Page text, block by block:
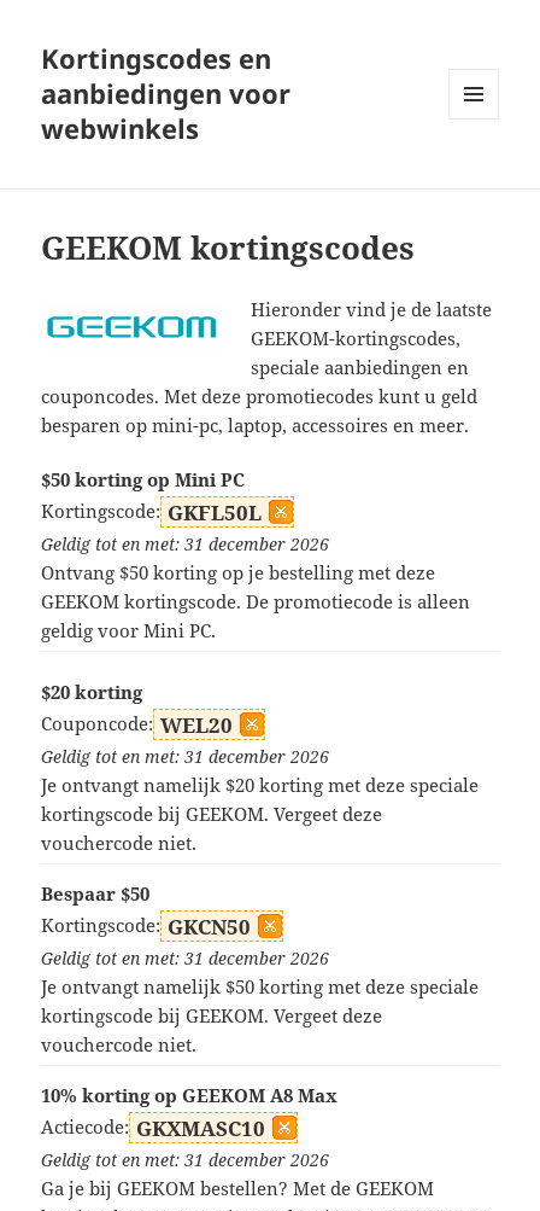
Kortingscodes en
aanbiedingen voor
webwinkels
GEEKOM kortingscodes
Hieronder vind je de laatste
GEEKOM-kortingscodes,
speciale aanbiedingen en
couponcodes. Met deze promotiecodes kunt u geld
besparen op mini-pc, laptop, accessoires en meer.
$50 korting op Mini PC
Kortingscode: GKFL50L
Geldig tot en met: 31 december 2026
Ontvang $50 korting op je bestelling met deze
GEEKOM kortingscode. De promotiecode is alleen
geldig voor Mini PC.
$20 korting
Couponcode: WEL20
Geldig tot en met: 31 december 2026
Je ontvangt namelijk $20 korting met deze speciale
kortingscode bij GEEKOM. Vergeet deze
vouchercode niet.
Bespaar $50
Kortingscode: GKCN50
Geldig tot en met: 31 december 2026
Je ontvangt namelijk $50 korting met deze speciale
kortingscode bij GEEKOM. Vergeet deze
vouchercode niet.
10% korting op GEEKOM A8 Max
Actiecode: GKXMASC10
Geldig tot en met: 31 december 2026
Ga je bij GEEKOM bestellen? Met de GEEKOM